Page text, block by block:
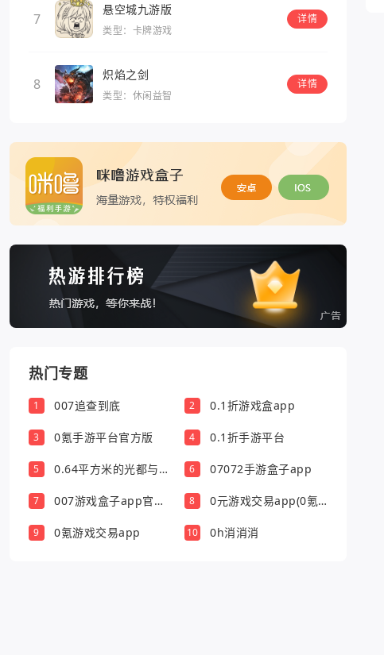
7
悬空城九游版
类型：卡牌游戏
详情
8
炽焰之剑
类型：休闲益智
详情
热门专题
1 007追查到底 2 0.1折游戏盒app
3 0氪手游平台官方版 4 0.1折手游平台
5
0.64平方米的光都与你
6 07072手游盒子app
7
007游戏盒子app官方
8
0元游戏交易app(0氪
9 0氪游戏交易app 10 0h消消消